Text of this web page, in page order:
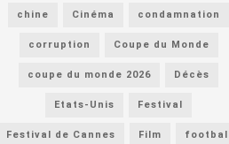
chine Cinéma condamnation
corruption Coupe du Monde
coupe du monde 2026 Décès
Etats-Unis Festival
Festival de Cannes Film football